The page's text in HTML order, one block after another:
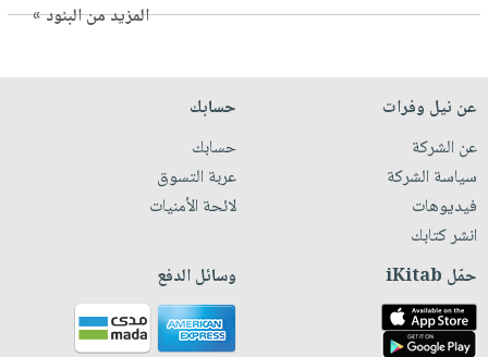
المزيد من البنود »
عن نيل وفرات
عن الشركة
سياسة الشركة
فيديوهات
انشر كتابك
حسابك
حسابك
عربة التسوق
لائحة الأمنيات
حمّل iKitab وسائل الدفع